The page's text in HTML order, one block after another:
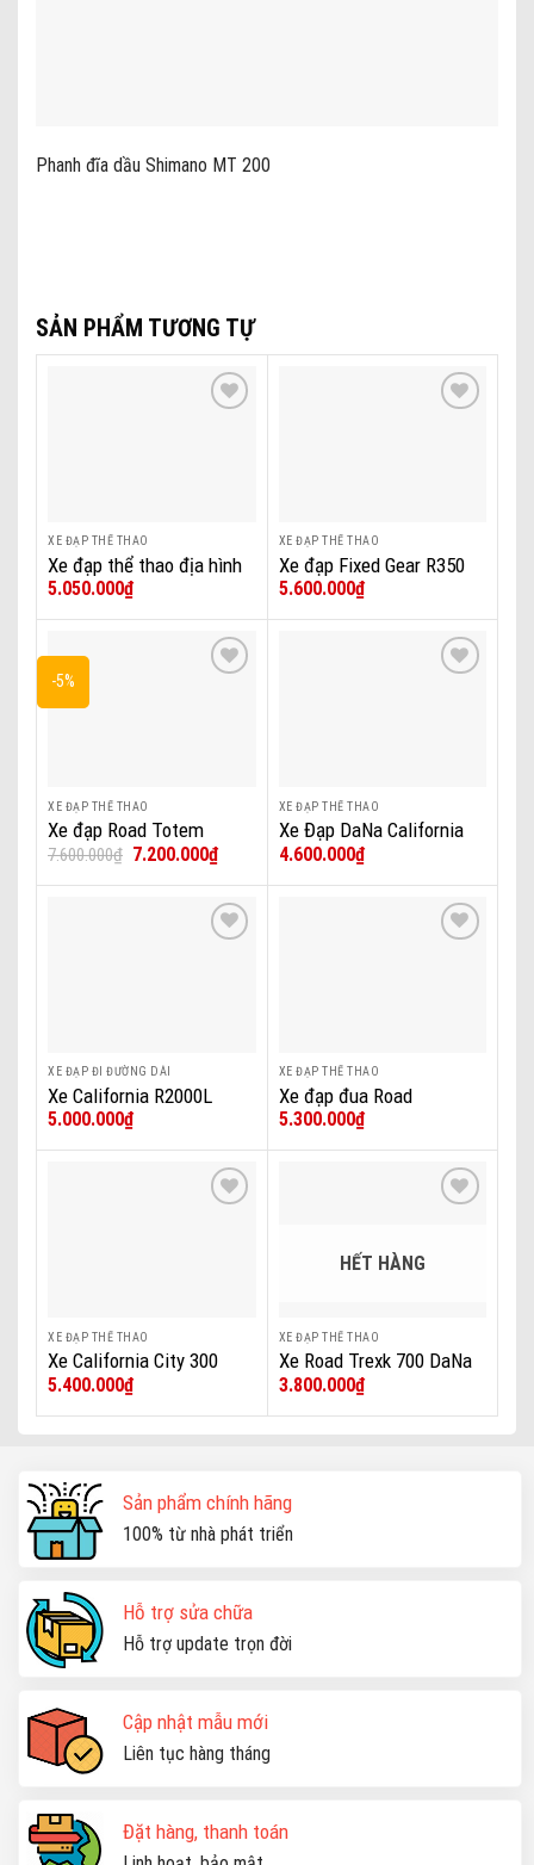
Phanh đĩa dầu Shimano MT 200
SẢN PHẨM TƯƠNG TỰ
XE ĐẠP THỂ THAO
Xe đạp thể thao địa hình
thể thao California 260cc
26inch Khung Nhôm Đề
5.050.000₫
XE ĐẠP THỂ THAO
Xe đạp Fixed Gear R350
5.600.000₫
-5%
XE ĐẠP THỂ THAO
Xe đạp Road Totem
Aurora 700 DaNa
7.600.000₫ Giá
là:
7.200.000₫Giá
hiện
tại
là:
7.200.000₫.
XE ĐẠP THỂ THAO
Xe Đạp DaNa California
City 200 tại Đà Nẵng
4.600.000₫
XE ĐẠP ĐI ĐƯỜNG DÀI
Xe California R2000L
DaNa
5.000.000₫
XE ĐẠP THỂ THAO
Xe đạp đua Road
California R2000 – 2022
5.300.000₫
XE ĐẠP THỂ THAO
Xe California City 300
DaNa
5.400.000₫
Add to wishlist
HẾT HÀNG
XE ĐẠP THỂ THAO
Xe Road Trexk 700 DaNa
3.800.000₫
Sản phẩm chính hãng
100% từ nhà phát triển
Hỗ trợ sửa chữa
Hỗ trợ update trọn đời
Cập nhật mẫu mới
Liên tục hàng tháng
Đặt hàng, thanh toán